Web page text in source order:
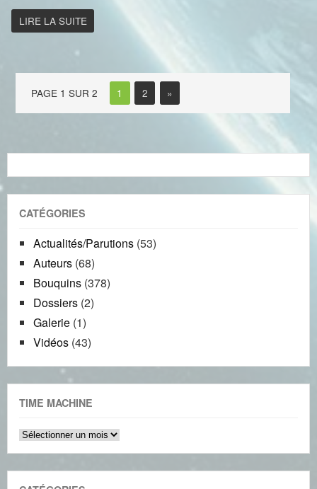
LIRE LA SUITE
PAGE 1 SUR 2 1 2 »
CATÉGORIES
Actualités/Parutions (53)
Auteurs (68)
Bouquins (378)
Dossiers (2)
Galerie (1)
Vidéos (43)
TIME MACHINE
Time